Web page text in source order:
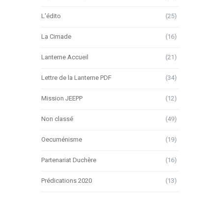
L'édito (25)
La Cimade (16)
Lanterne Accueil (21)
Lettre de la Lanterne PDF (34)
Mission JEEPP (12)
Non classé (49)
Oecuménisme (19)
Partenariat Duchère (16)
Prédications 2020 (13)